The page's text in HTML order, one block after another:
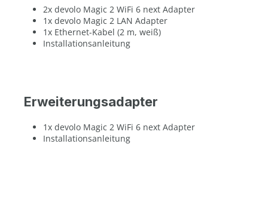
2x devolo Magic 2 WiFi 6 next Adapter
1x devolo Magic 2 LAN Adapter
1x Ethernet-Kabel (2 m, weiß)
Installationsanleitung
Erweiterungsadapter
1x devolo Magic 2 WiFi 6 next Adapter
Installationsanleitung